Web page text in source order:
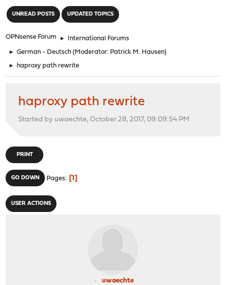
UNREAD POSTS UPDATED TOPICS
OPNsense Forum ► International Forums
► German - Deutsch (Moderator: Patrick M. Hausen)
► haproxy path rewrite
haproxy path rewrite
Started by uwaechte, October 28, 2017, 09:09:54 PM
PRINT
GO DOWN Pages 1
USER ACTIONS
uwaechte